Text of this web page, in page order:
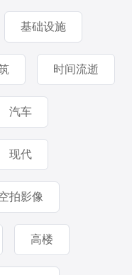
基础设施
时间流逝
汽车
现代
拍影像
高楼